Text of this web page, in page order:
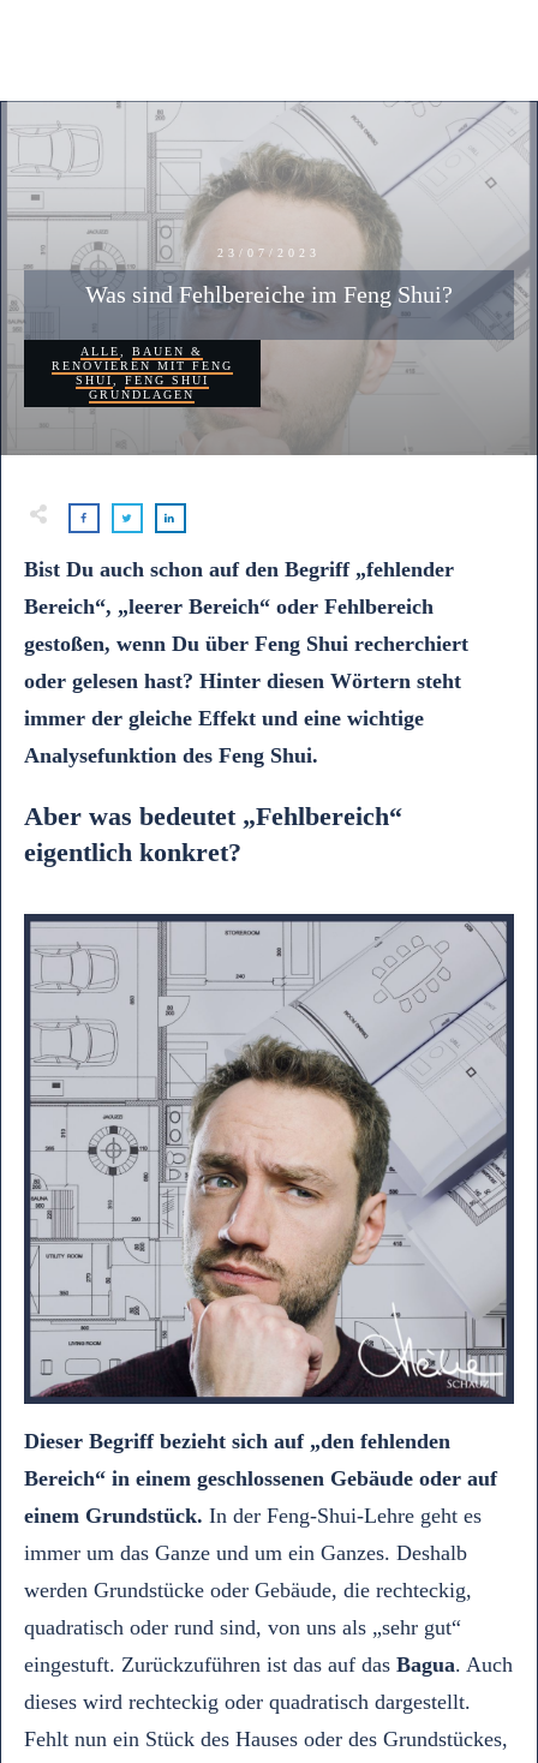
23/07/2023
Was sind Fehlbereiche im Feng Shui?
ALLE ,BAUEN &
RENOVIEREN MIT FENG
SHUI
FENG SHUI
GRUNDLAGEN
Bist Du auch schon auf den Begriff „fehlender
Bereich“, „leerer Bereich“ oder Fehlbereich
gestoßen, wenn Du über Feng Shui recherchiert
oder gelesen hast? Hinter diesen Wörtern steht
immer der gleiche Effekt und eine wichtige
Analysefunktion des Feng Shui.
Aber was bedeutet „Fehlbereich“
eigentlich konkret?
Dieser Begriff bezieht sich auf „den fehlenden
Bereich“ in einem geschlossenen Gebäude oder auf
einem Grundstück. In der Feng-Shui-Lehre geht es
immer um das Ganze und um ein Ganzes. Deshalb
werden Grundstücke oder Gebäude, die rechteckig,
quadratisch oder rund sind, von uns als „sehr gut“
eingestuft. Zurückzuführen ist das auf das Bagua. Auch
dieses wird rechteckig oder quadratisch dargestellt.
Fehlt nun ein Stück des Hauses oder des Grundstückes,